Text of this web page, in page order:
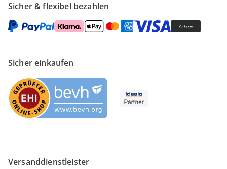
Sicher & flexibel bezahlen
Sicher einkaufen
Versanddienstleister